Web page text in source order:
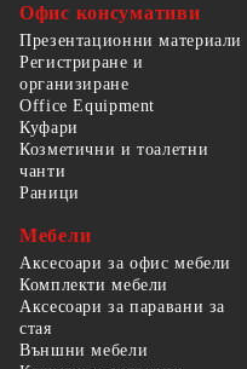
Офис консумативи
Презентационни материали
Регистриране и
организиране
Office Equipment
Куфари
Козметични и тоалетни
чанти
Раници
Мебели
Аксесоари за офис мебели
Комплекти мебели
Аксесоари за паравани за
стая
Външни мебели